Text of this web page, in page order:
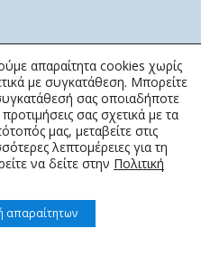
| Powered by idcs
απαραίτητα cookies χωρίς
με συγκατάθεση. Μπορείτε
σας οποιαδήποτε
προτιμήσεις σας σχετικά με τα
μας, μεταβείτε στις
λεπτομέρειες για τη
να δείτε στην Πολιτική
απαραίτητων